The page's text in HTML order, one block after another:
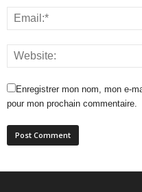
Enregistrer mon nom, mon e-
pour mon prochain commentaire.